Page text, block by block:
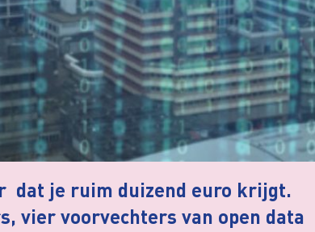
dat je ruim duizend euro krijgt.
vier voorvechters van open data